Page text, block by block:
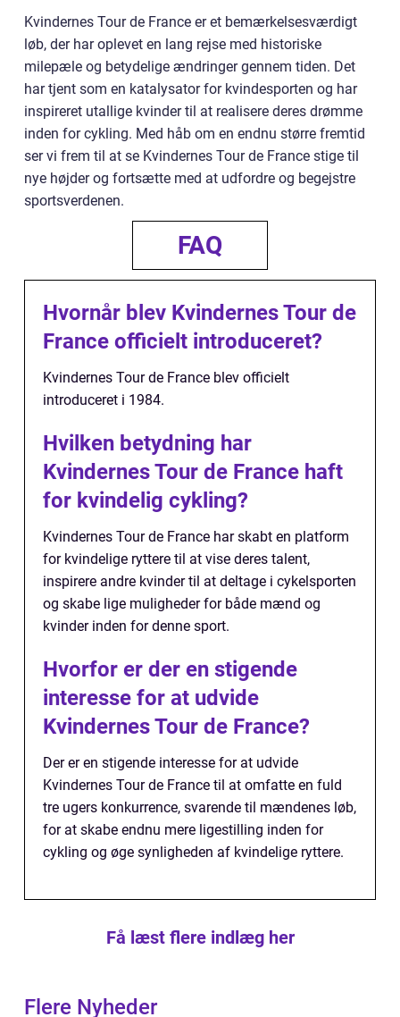
Kvindernes Tour de France er et bemærkelsesværdigt
løb, der har oplevet en lang rejse med historiske
milepæle og betydelige ændringer gennem tiden. Det
har tjent som en katalysator for kvindesporten og har
inspireret utallige kvinder til at realisere deres drømme
inden for cykling. Med håb om en endnu større fremtid
ser vi frem til at se Kvindernes Tour de France stige til
nye højder og fortsætte med at udfordre og begejstre
sportsverdenen.
FAQ
Hvornår blev Kvindernes Tour de
France officielt introduceret?
Kvindernes Tour de France blev officielt
introduceret i 1984.
Hvilken betydning har
Kvindernes Tour de France haft
for kvindelig cykling?
Kvindernes Tour de France har skabt en platform
for kvindelige ryttere til at vise deres talent,
inspirere andre kvinder til at deltage i cykelsporten
og skabe lige muligheder for både mænd og
kvinder inden for denne sport.
Hvorfor er der en stigende
interesse for at udvide
Kvindernes Tour de France?
Der er en stigende interesse for at udvide
Kvindernes Tour de France til at omfatte en fuld
tre ugers konkurrence, svarende til mændenes løb,
for at skabe endnu mere ligestilling inden for
cykling og øge synligheden af kvindelige ryttere.
Få læst flere indlæg her
Flere Nyheder